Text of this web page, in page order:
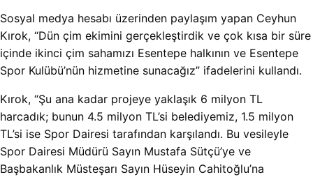
Sosyal medya hesabı üzerinden paylaşım yapan Ceyhun
Kırok, “Dün çim ekimini gerçekleştirdik ve çok kısa bir süre
içinde ikinci çim sahamızı Esentepe halkının ve Esentepe
Spor Kulübü’nün hizmetine sunacağız” ifadelerini kullandı.
Kırok, “Şu ana kadar projeye yaklaşık 6 milyon TL
harcadık; bunun 4.5 milyon TL’si belediyemiz, 1.5 milyon
TL’si ise Spor Dairesi tarafından karşılandı. Bu vesileyle
Spor Dairesi Müdürü Sayın Mustafa Sütçü’ye ve
Başbakanlık Müsteşarı Sayın Hüseyin Cahitoğlu’na